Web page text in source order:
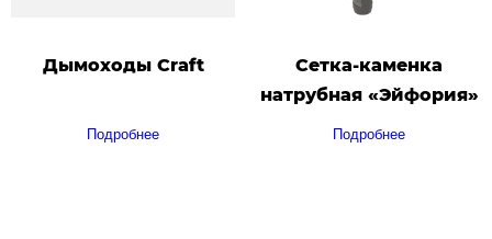
Дымоходы Craft
Подробнее
Сетка-каменка
натрубная «Эйфория»
Подробнее